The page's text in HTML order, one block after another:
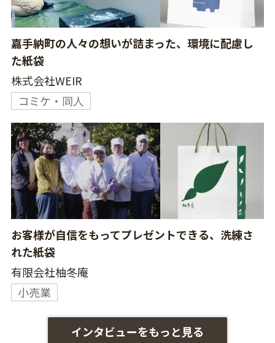
嘉手納町の人々の想いが詰まった、環境に配慮し
た紙袋
株式会社WEIR
コミケ・同人
お客様が自信をもってプレゼントできる、洗練さ
れた紙袋
有限会社柚冬庵
小売業
インタビューをもっと見る